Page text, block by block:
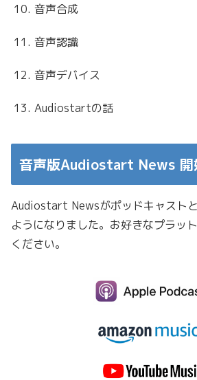
10. 音声合成
11. 音声認識
12. 音声デバイス
13. Audiostartの話
音声版Audiostart News 開
Audiostart Newsがポッドキャスト
ようになりました。お好きなプラッ
ください。